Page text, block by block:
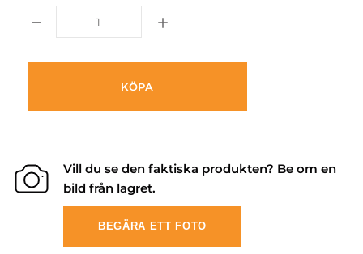
KÖPA
Vill du se den faktiska produkten? Be om en
bild från lagret.
BEGÄRA ETT FOTO